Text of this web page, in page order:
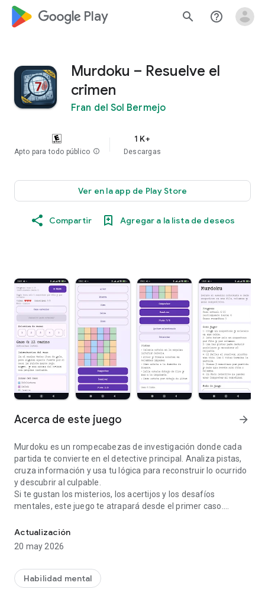
google_logo Play search help_outline
Murdoku – Resuelve el
crimen
Fran del Sol Bermejo
Apto para todo público info
1 K+
Descargas
Ver en la app de Play Store
Compartir Agregar a la lista de deseos
Acerca de este juego arrow_forward
Murdoku es un rompecabezas de investigación donde cada
partida te convierte en el detective principal. Analiza pistas,
cruza información y usa tu lógica para reconstruir lo ocurrido
y descubrir al culpable.
Si te gustan los misterios, los acertijos y los desafíos
mentales, este juego te atrapará desde el primer caso.
Características:
Puzzles basados en lógica inspirados en el estilo del sudoku.
Actualización
20 may 2026
Habilidad mental